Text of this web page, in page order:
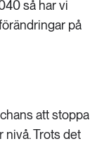
så har vi
på
att stoppa
nivå. Trots det